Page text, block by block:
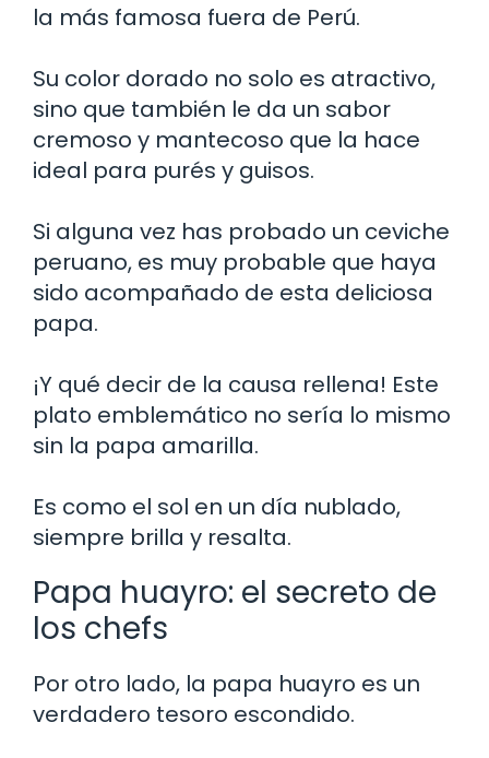
la más famosa fuera de Perú.
Su color dorado no solo es atractivo,
sino que también le da un sabor
cremoso y mantecoso que la hace
ideal para purés y guisos.
Si alguna vez has probado un ceviche
peruano, es muy probable que haya
sido acompañado de esta deliciosa
papa.
¡Y qué decir de la causa rellena! Este
plato emblemático no sería lo mismo
sin la papa amarilla.
Es como el sol en un día nublado,
siempre brilla y resalta.
Papa huayro: el secreto de
los chefs
Por otro lado, la papa huayro es un
verdadero tesoro escondido.